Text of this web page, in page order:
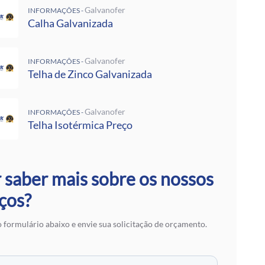
Calha Galvanizada
Preço M2
Termoacústico
Aço Galvanizado
Aço Galvanizado
para Telhado
Fibra de Vidro
de Zinco
INFORMAÇÕES -Galvanofer
Calha Galvanizada
INFORMAÇÕES -Galvanofer
Telha de Zinco Galvanizada
INFORMAÇÕES -Galvanofer
Telha Isotérmica Preço
mais sobre os nossos
formulário abaixo e envie sua solicitação de orçamento.